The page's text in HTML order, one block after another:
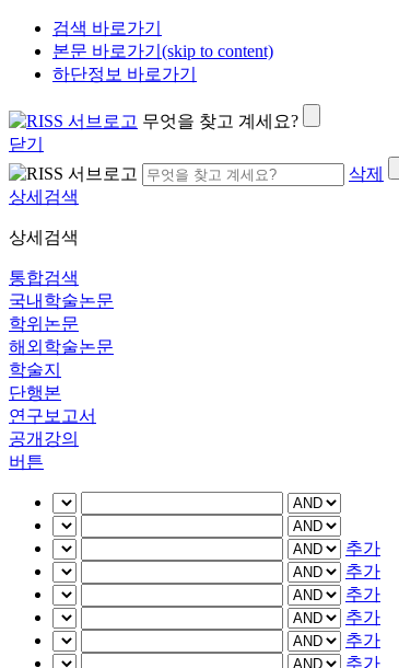
검색 바로가기
본문 바로가기(skip to content)
하단정보 바로가기
무엇을 찾고 계세요?
닫기
삭제
상세검색
상세검색
통합검색
국내학술논문
학위논문
해외학술논문
학술지
단행본
연구보고서
공개강의
버튼
추가
추가
추가
추가
추가
추가